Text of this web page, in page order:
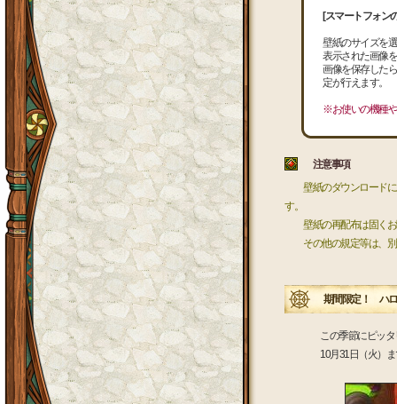
[スマートフォン
壁紙のサイズを
表示された画像
画像を保存した
定が行えます。
※お使いの機種
注意事項
壁紙のダウンロードに
す。
壁紙の再配布は固くお
その他の規定等は、別
期間限定！ ハロ
この季節にピッタ
10月31日（火）